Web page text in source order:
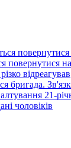
повернутися
відреагував
бригада.
21-
чоловіків